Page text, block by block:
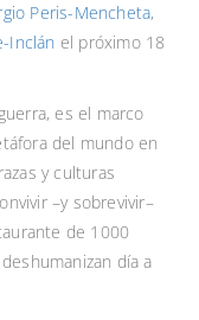
Peris-Mencheta,
Inclán el próximo 18
es el marco
del mundo en
y culturas
–y sobrevivir–
de 1000
día a